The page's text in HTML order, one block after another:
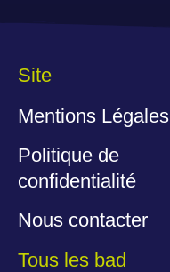
Site
Mentions Légales
Politique de
confidentialité
Nous contacter
Tous les bad